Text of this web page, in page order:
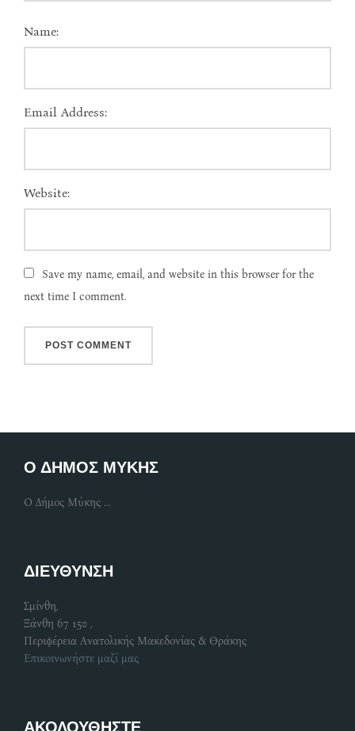
Name:
Email Address:
Website:
Save my name, email, and website in this browser for the
next time I comment.
Ο ΔΗΜΟΣ ΜΥΚΗΣ
Ο Δήμος Μύκης ...
ΔΙΕΥΘΥΝΣΗ
Σμίνθη,
Ξάνθη 67 150 ,
Περιφέρεια Ανατολικής Μακεδονίας & Θράκης
Επικοινωνήστε μαζί μας
ΑΚΟΛΟΥΘΗΣΤΕ